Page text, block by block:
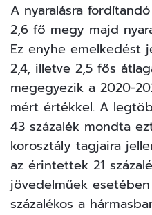
A nyaralásra
2,6 fő megy majd
Ez enyhe emelkedést
2,4, illetve 2,5 fős
megegyezik a 2020-
mért értékkel. A
43 százalék mondta
korosztály tagjaira
az érintettek 21
jövedelműek
százalékos a